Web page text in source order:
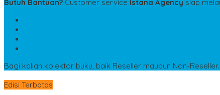
Butuh Bantuan? Customer service Istana Agency siap
Bagi kalian kolektor buku, baik Reseller maupun Non-
Edisi Terbatas